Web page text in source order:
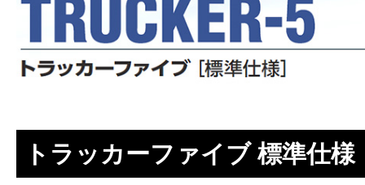
トラッカーファイブ 標準仕様